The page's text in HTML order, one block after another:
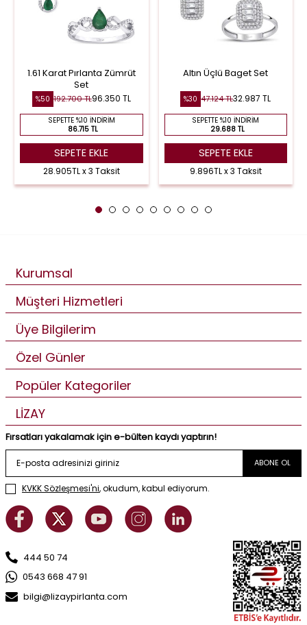
1.61 Karat Pırlanta Zümrüt
Set
%50 192.700 TL96.350 TL
SEPETTE %10 İNDIRIM
86.715 TL
SEPETE EKLE
28.905TL x 3 Taksit
Altın Üçlü Baget Set
%30 47.124 TL32.987 TL
SEPETTE %10 İNDIRIM
29.688 TL
SEPETE EKLE
9.896TL x 3 Taksit
Kurumsal
Müşteri Hizmetleri
Üye Bilgilerim
Özel Günler
Popüler Kategoriler
LİZAY
Fırsatları yakalamak için e-bülten kaydı yaptırın!
ABONE OL
KVKK Sözleşmesi'ni, okudum, kabul ediyorum.
444 50 74
0543 668 47 91
bilgi@lizaypirlanta.com